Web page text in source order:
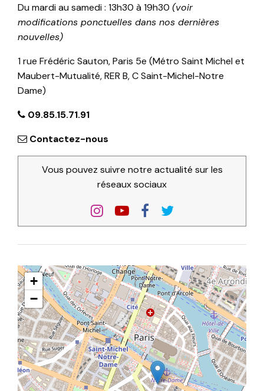
Du mardi au samedi : 13h30 à 19h30 (voir
modifications ponctuelles dans nos dernières
nouvelles)
1 rue Frédéric Sauton, Paris 5e (Métro Saint Michel et
Maubert-Mutualité, RER B, C Saint-Michel-Notre
Dame)
09.85.15.71.91
Contactez-nous
Vous pouvez suivre notre actualité sur les
réseaux sociaux
+
−